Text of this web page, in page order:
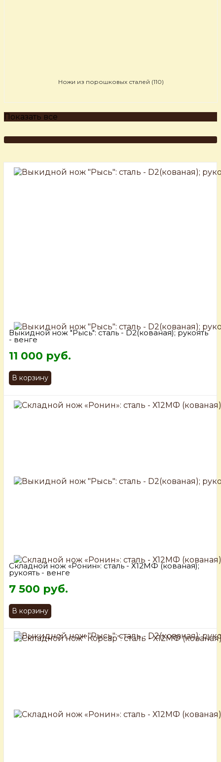
Ножи из порошковых сталей (110)
Показать все
Выкидной нож "Рысь": сталь - D2(кованая); рукоять
- венге
11 000 руб.
В корзину
Складной нож «Ронин»: сталь - Х12МФ (кованая);
рукоять - венге
7 500 руб.
В корзину